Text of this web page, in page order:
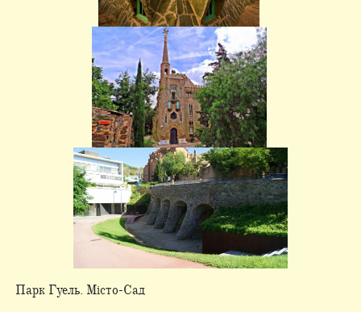
Парк Гуель. Місто-Сад